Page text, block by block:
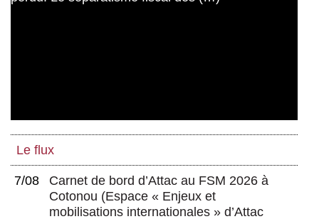
Le flux
7/08
Carnet de bord d’Attac au FSM 2026 à
Cotonou (Espace « Enjeux et
mobilisations internationales » d’Attac